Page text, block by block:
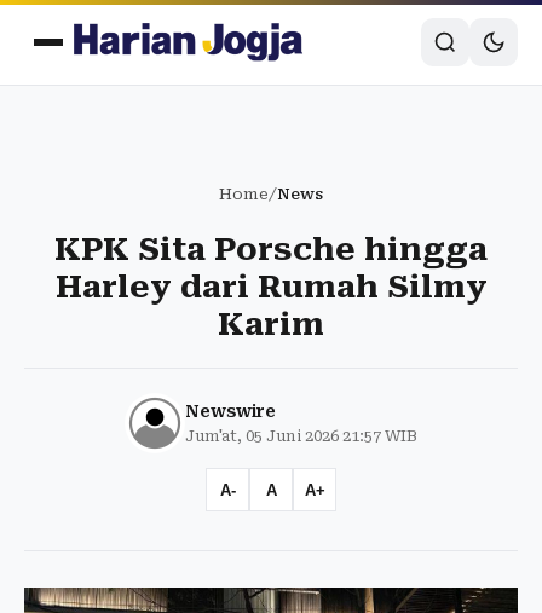
Home/News
KPK Sita Porsche hingga
Harley dari Rumah Silmy
Karim
Newswire
Jum'at, 05 Juni 2026 21:57 WIB
A- A A+